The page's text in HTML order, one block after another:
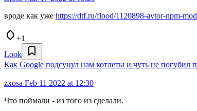
вроде как уже https://dtf.ru/flood/1120898-avtor-npm-
+1
Look
Как Google подсунул нам котлеты и чуть не погубил
zxosa Feb 11 2022 at 12:30
Что поймали - из того из сделали.